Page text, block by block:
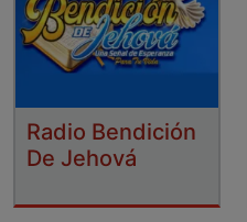
Radio Bendición
De Jehová